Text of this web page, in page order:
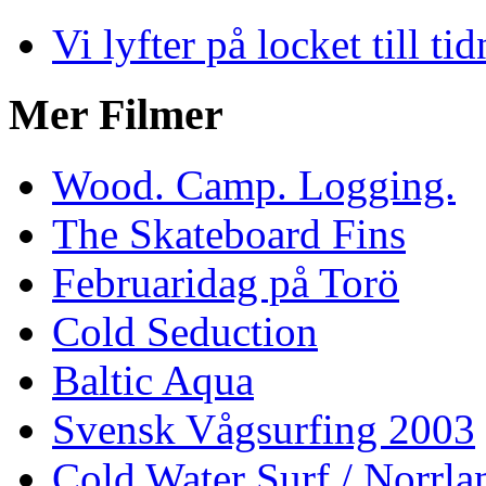
Vi lyfter på locket till
Mer Filmer
Wood. Camp. Logging.
The Skateboard Fins
Februaridag på Torö
Cold Seduction
Baltic Aqua
Svensk Vågsurfing 2003